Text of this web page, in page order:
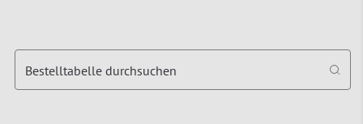
Bestelltabelle durchsuchen